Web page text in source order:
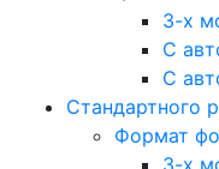
3-х
С
С
Стандартного
Формат
3-х